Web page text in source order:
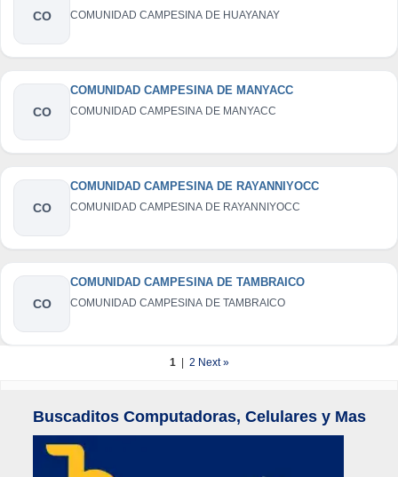
CO COMUNIDAD CAMPESINA DE HUAYANAY
CO
COMUNIDAD CAMPESINA DE MANYACC
COMUNIDAD CAMPESINA DE MANYACC
CO
COMUNIDAD CAMPESINA DE RAYANNIYOCC
COMUNIDAD CAMPESINA DE RAYANNIYOCC
CO
COMUNIDAD CAMPESINA DE TAMBRAICO
COMUNIDAD CAMPESINA DE TAMBRAICO
1 | 2 Next »
Buscaditos Computadoras, Celulares y Mas